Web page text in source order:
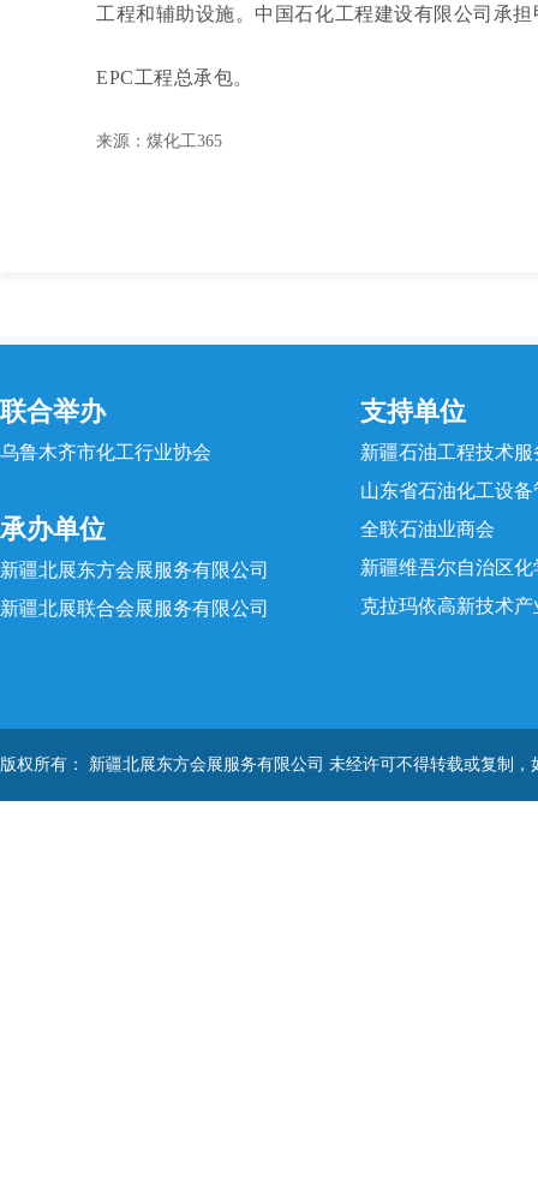
工程和辅助设施。中国石化工程建设有限公司承
EPC工程总承包。
来源：煤化工365
联合举办
乌鲁木齐市化工行业协会
承办单位
新疆北展东方会展服务有限公司
新疆北展联合会展服务有限公司
支持单位
新疆石油工程技术
山东省石油化工设
全联石油业商会
新疆维吾尔自治区化
克拉玛依高新技术
版权所有： 新疆北展东方会展服务有限公司 未经许可不得转载或复制